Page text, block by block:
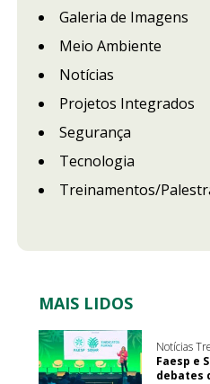
Galeria de Imagens
Meio Ambiente
Notícias
Projetos Integrados
Segurança
Tecnologia
Treinamentos/
MAIS LIDOS
Notícias
Faesp e
debates